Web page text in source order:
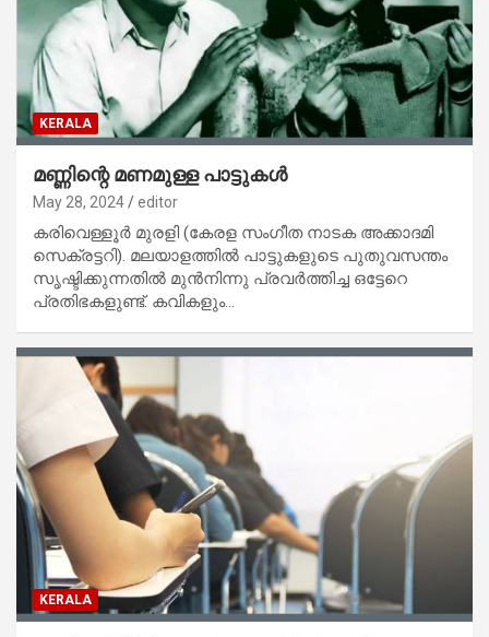
KERALA
മണ്ണിന്റെ മണമുള്ള പാട്ടുകള്‍
May 28, 2024 editor
കരിവെള്ളൂര്‍ മുരളി (കേരള സംഗീത നാടക അക്കാദമി
സെക്രട്ടറി). മലയാളത്തില്‍ പാട്ടുകളുടെ പുതുവസന്തം
സൃഷ്ടിക്കുന്നതില്‍ മുന്‍നിന്നു പ്രവര്‍ത്തിച്ച ഒട്ടേറെ
പ്രതിഭകളുണ്ട്. കവികളും…
KERALA